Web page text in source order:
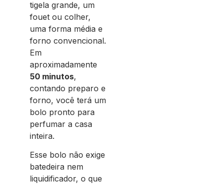
tigela grande, um
fouet ou colher,
uma forma média e
forno convencional.
Em
aproximadamente
50 minutos,
contando preparo e
forno, você terá um
bolo pronto para
perfumar a casa
inteira.
Esse bolo não exige
batedeira nem
liquidificador, o que